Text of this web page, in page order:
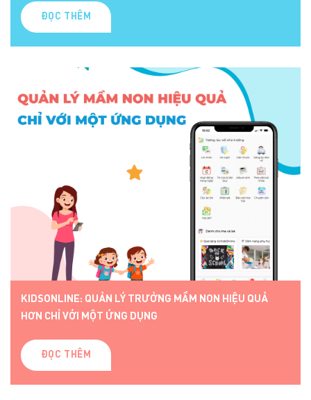
ĐỌC THÊM
KIDSONLINE: QUẢN LÝ TRƯỜNG MẦM NON HIỆU QUẢ
HƠN CHỈ VỚI MỘT ỨNG DỤNG
ĐỌC THÊM